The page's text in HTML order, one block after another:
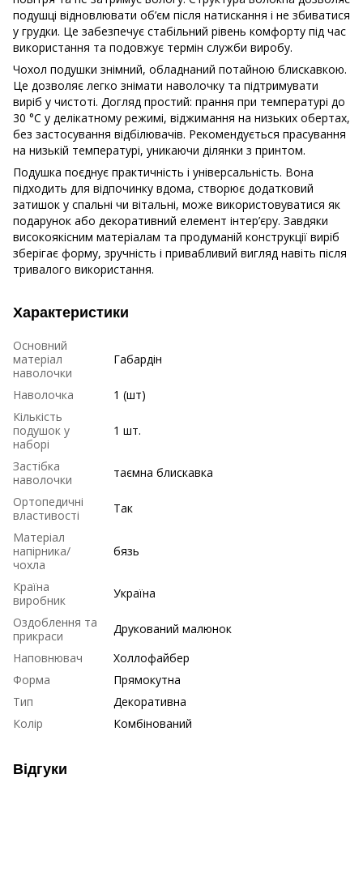
подушці відновлювати об’єм після натискання і не збиватися
у грудки. Це забезпечує стабільний рівень комфорту під час
використання та подовжує термін служби виробу.
Чохол подушки знімний, обладнаний потайною блискавкою.
Це дозволяє легко знімати наволочку та підтримувати
виріб у чистоті. Догляд простий: прання при температурі до
30 °C у делікатному режимі, віджимання на низьких обертах,
без застосування відбілювачів. Рекомендується прасування
на низькій температурі, уникаючи ділянки з принтом.
Подушка поєднує практичність і універсальність. Вона
підходить для відпочинку вдома, створює додатковий
затишок у спальні чи вітальні, може використовуватися як
подарунок або декоративний елемент інтер’єру. Завдяки
високоякісним матеріалам та продуманій конструкції виріб
зберігає форму, зручність і привабливий вигляд навіть після
тривалого використання.
Характеристики
Основний
матеріал
наволочки
Габардін
Наволочка
1 (шт)
Кількість
подушок у
наборі
1 шт.
Застібка
наволочки
таємна блискавка
Ортопедичні
властивості
Так
Матеріал
напірника/
чохла
бязь
Країна
виробник
Україна
Оздоблення та
прикраси
Друкований малюнок
Наповнювач
Холлофайбер
Форма
Прямокутна
Тип
Декоративна
Колір
Комбінований
Відгуки